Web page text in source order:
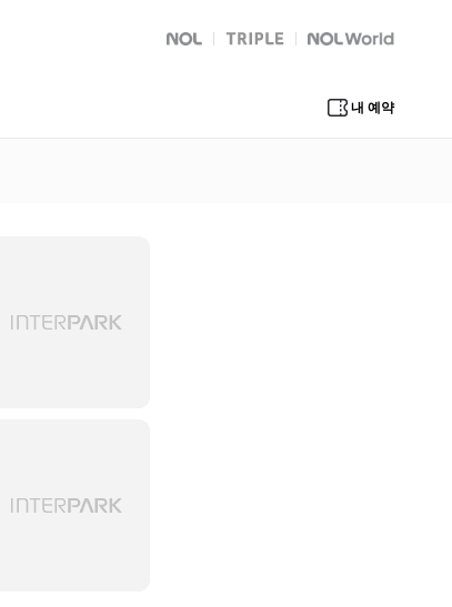
NOL
트리플 Global Interpark
내 예약